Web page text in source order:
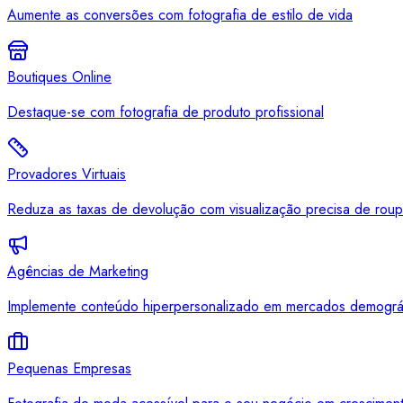
Aumente as conversões com fotografia de estilo de vida
Boutiques Online
Destaque-se com fotografia de produto profissional
Provadores Virtuais
Reduza as taxas de devolução com visualização precisa de
Agências de Marketing
Implemente conteúdo hiperpersonalizado em mercados
Pequenas Empresas